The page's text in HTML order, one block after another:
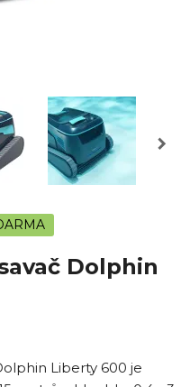
Dolphin
Liberty 600 je